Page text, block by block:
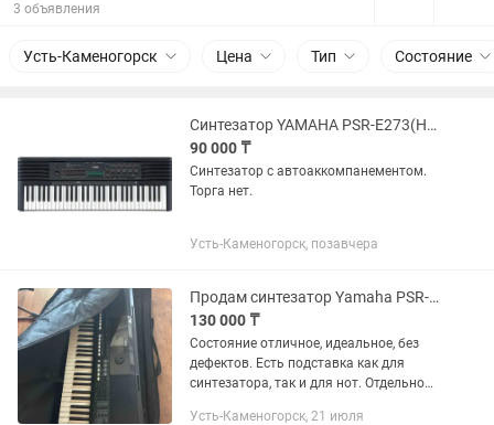
3 объявления
Усть-Каменогорск Цена Тип Состояние
Синтезатор YAMAHA PSR-E273(Новый)
90 000 ₸
Синтезатор с автоаккомпанементом.
Торга нет.
Усть-Каменогорск, позавчера
Продам синтезатор Yamaha PSR-E433
130 000 ₸
Состояние отличное, идеальное, без
дефектов. Есть подставка как для
синтезатора, так и для нот. Отдельно
Усть-Каменогорск, 21 июля